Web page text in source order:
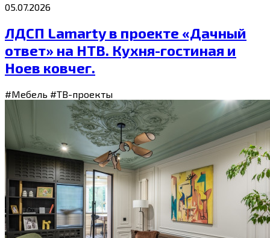
05.07.2026
ЛДСП Lamarty в проекте «Дачный
ответ» на НТВ. Кухня-гостиная и
Ноев ковчег.
#Мебель #ТВ-проекты